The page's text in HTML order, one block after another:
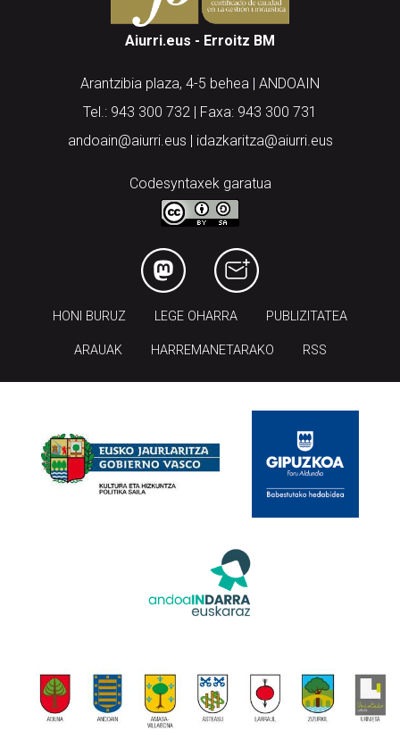
Aiurri.eus - Erroitz BM
Arantzibia plaza, 4-5 behea | ANDOAIN
Tel.: 943 300 732 | Faxa: 943 300 731
andoain@aiurri.eus | idazkaritza@aiurri.eus
Codesyntaxek garatua
HONI BURUZ LEGE OHARRA PUBLIZITATEA
ARAUAK HARREMANETARAKO RSS